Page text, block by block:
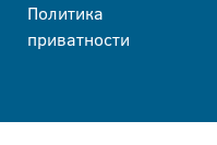
Политика
приватности